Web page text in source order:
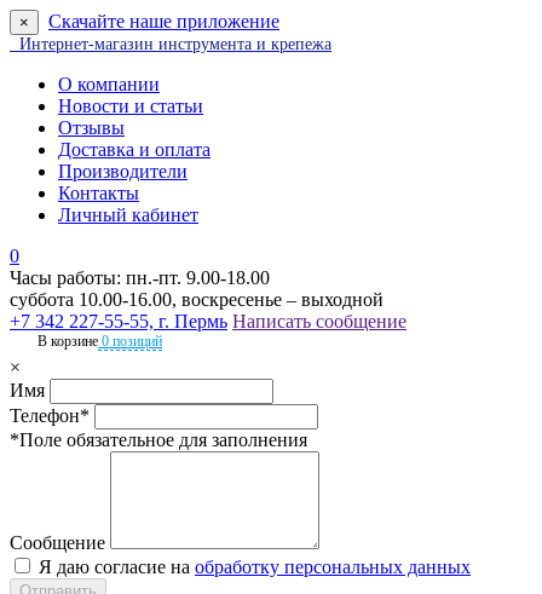
× Скачайте наше приложение
Интернет-магазин инструмента и крепежа
О компании
Новости и статьи
Отзывы
Доставка и оплата
Производители
Контакты
Личный кабинет
0
Часы работы: пн.-пт. 9.00-18.00
суббота 10.00-16.00, воскресенье – выходной
+7 342 227-55-55, г. Пермь Написать сообщение
В корзине 0 позиций
×
Имя
Телефон*
*Поле обязательное для заполнения
Сообщение
Я даю согласие на обработку персональных данных